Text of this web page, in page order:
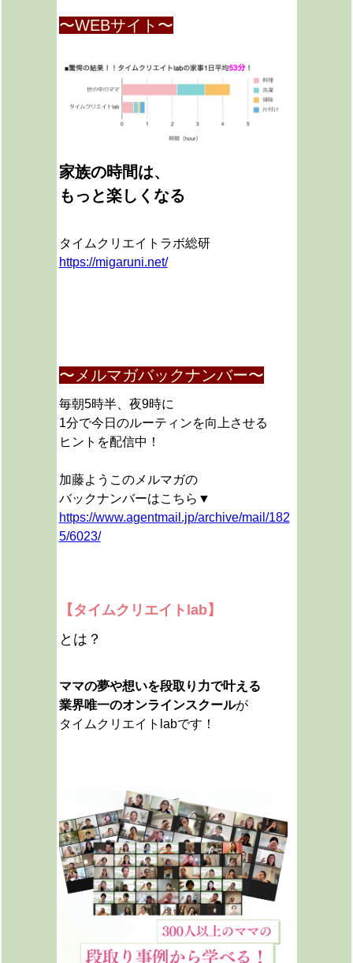
〜WEBサイト〜
家族の時間は、
もっと楽しくなる
タイムクリエイトラボ総研
https://migaruni.net/
〜メルマガバックナンバー〜
毎朝5時半、夜9時に
1分で今日のルーティンを向上させる
ヒントを配信中！
加藤ようこのメルマガの
バックナンバーはこちら▼
https://www.agentmail.jp/archive/mail/182
5/6023/
【タイムクリエイトlab】
とは？
ママの夢や想いを段取り力で叶える
業界唯一のオンラインスクールが
タイムクリエイトlabです！